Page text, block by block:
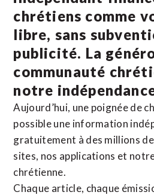
chrétiens comme
libre, sans
publicité. La
communauté
notre
Aujourd’hui, une poignée de
possible une information
gratuitement à des millions
sites, nos applications et
chrétienne.
Chaque article, chaque